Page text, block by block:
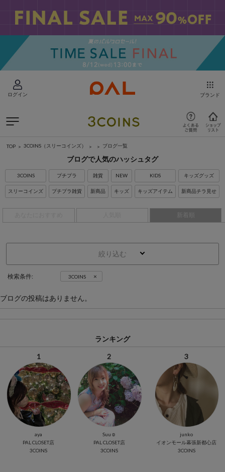
ログイン ブランド
TOP 3COINS（スリーコインズ） ブログ一覧
ブログで人気のハッシュタグ
3COINS
スリーコインズ
プチプラ
プチプラ雑貨
雑貨
新商品
NEW
キッズ
KIDS
キッズアイテム
キッズグッズ
新商品チラ見せ
絞り込む
検索条件: 3COINS ×
ブログの投稿はありません。
ランキング
1
aya
PAL CLOSET店
3COINS
2
Suu☺︎
PAL CLOSET店
3COINS
3
junko
イオンモール幕張新都心店
3COINS